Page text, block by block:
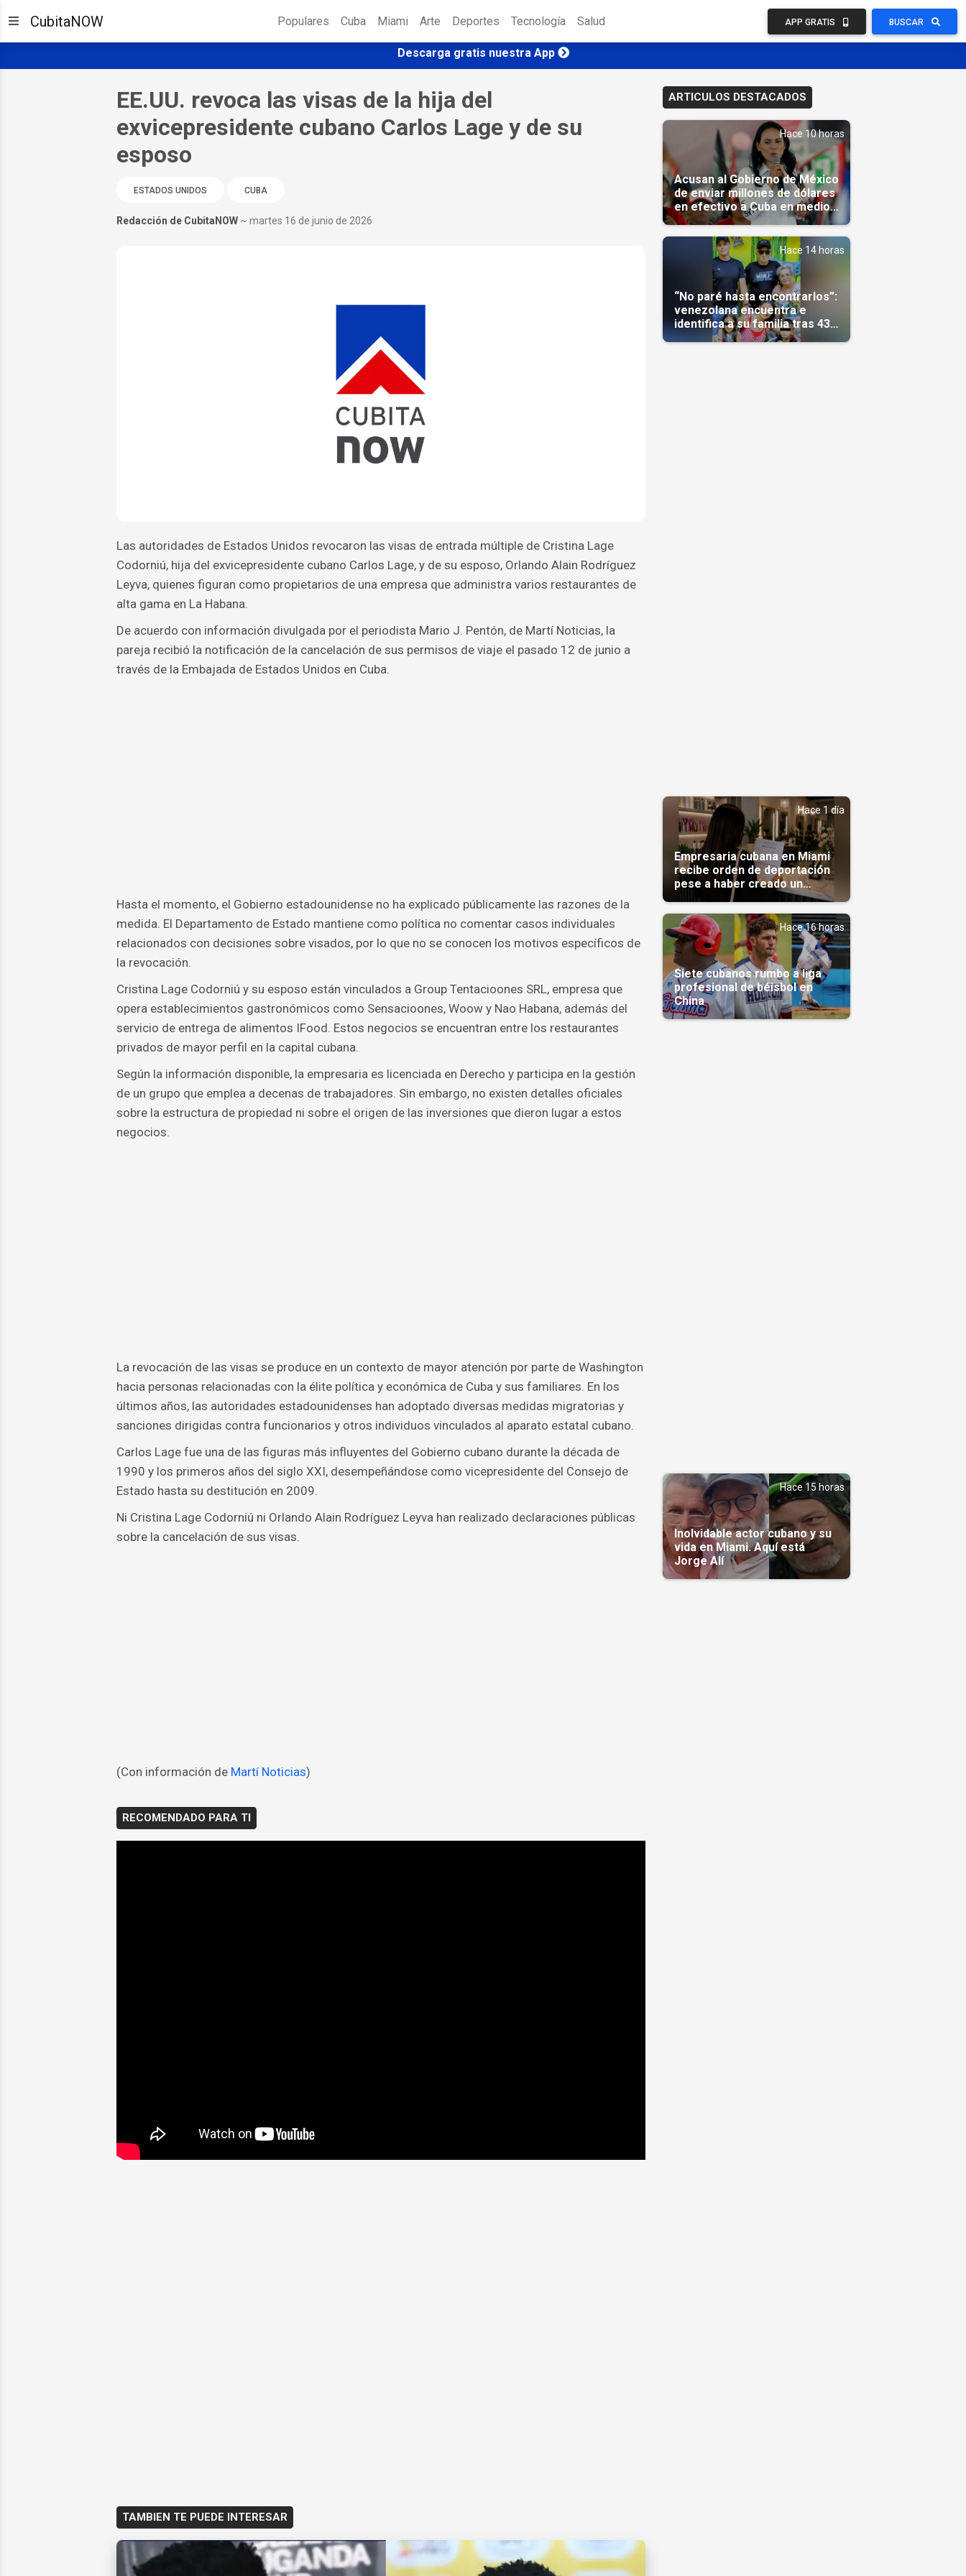
CubitaNOW Populares Cuba Miami Arte Deportes Tecnología Salud APP GRATIS BUSCAR
Descarga gratis nuestra App
EE.UU. revoca las visas de la hija del
exvicepresidente cubano Carlos Lage y de su
esposo
ESTADOS UNIDOS CUBA
Redacción de CubitaNOW ~ martes 16 de junio de 2026
Las autoridades de Estados Unidos revocaron las visas de entrada múltiple de Cristina Lage
Codorniú, hija del exvicepresidente cubano Carlos Lage, y de su esposo, Orlando Alain Rodríguez
Leyva, quienes figuran como propietarios de una empresa que administra varios restaurantes de
alta gama en La Habana.
De acuerdo con información divulgada por el periodista Mario J. Pentón, de Martí Noticias, la
pareja recibió la notificación de la cancelación de sus permisos de viaje el pasado 12 de junio a
través de la Embajada de Estados Unidos en Cuba.
Hasta el momento, el Gobierno estadounidense no ha explicado públicamente las razones de la
medida. El Departamento de Estado mantiene como política no comentar casos individuales
relacionados con decisiones sobre visados, por lo que no se conocen los motivos específicos de
la revocación.
Cristina Lage Codorniú y su esposo están vinculados a Group Tentacioones SRL, empresa que
opera establecimientos gastronómicos como Sensacioones, Woow y Nao Habana, además del
servicio de entrega de alimentos IFood. Estos negocios se encuentran entre los restaurantes
privados de mayor perfil en la capital cubana.
Según la información disponible, la empresaria es licenciada en Derecho y participa en la gestión
de un grupo que emplea a decenas de trabajadores. Sin embargo, no existen detalles oficiales
sobre la estructura de propiedad ni sobre el origen de las inversiones que dieron lugar a estos
negocios.
La revocación de las visas se produce en un contexto de mayor atención por parte de Washington
hacia personas relacionadas con la élite política y económica de Cuba y sus familiares. En los
últimos años, las autoridades estadounidenses han adoptado diversas medidas migratorias y
sanciones dirigidas contra funcionarios y otros individuos vinculados al aparato estatal cubano.
Carlos Lage fue una de las figuras más influyentes del Gobierno cubano durante la década de
1990 y los primeros años del siglo XXI, desempeñándose como vicepresidente del Consejo de
Estado hasta su destitución en 2009.
Ni Cristina Lage Codorniú ni Orlando Alain Rodríguez Leyva han realizado declaraciones públicas
sobre la cancelación de sus visas.
(Con información de Martí Noticias)
RECOMENDADO PARA TI
TAMBIEN TE PUEDE INTERESAR
ARTICULOS DESTACADOS
Hace 10 horas
Acusan al Gobierno de México
de enviar millones de dólares
en efectivo a Cuba en medio
de la crisis de la Isla
Hace 14 horas
“No paré hasta encontrarlos”:
venezolana encuentra e
identifica a su familia tras 43
días del terremoto
Hace 1 día
Empresaria cubana en Miami
recibe orden de deportación
pese a haber creado un
Hace 16 horas
Siete cubanos rumbo a liga
profesional de béisbol en
China
Hace 15 horas
Inolvidable actor cubano y su
vida en Miami. Aquí está
Jorge Alí